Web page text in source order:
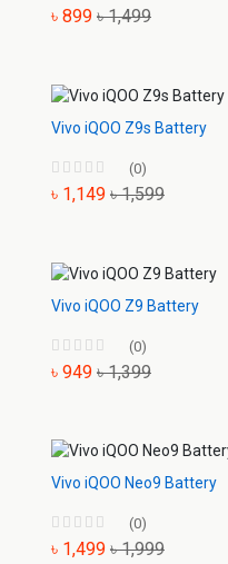
৳ 899 ৳ 1,499
Vivo iQOO Z9s Battery
(0)
৳ 1,149 ৳ 1,599
Vivo iQOO Z9 Battery
(0)
৳ 949 ৳ 1,399
Vivo iQOO Neo9 Battery
(0)
৳ 1,499 ৳ 1,999